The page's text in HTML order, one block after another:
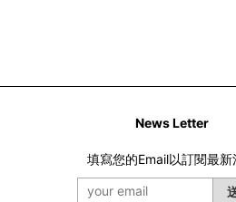
News Letter
填寫您的Email以訂閱最新